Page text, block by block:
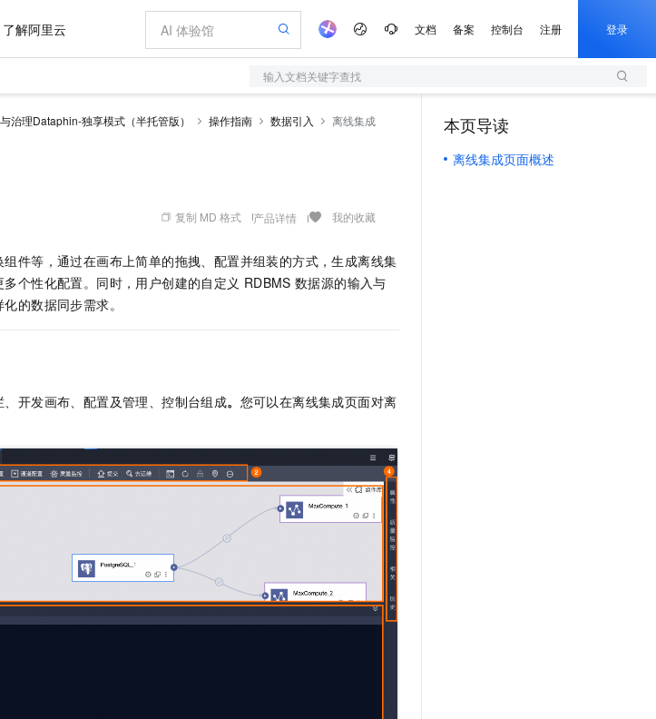
了解阿里云 文档 备案 控制台 注册 登录
输入文档关键字查找
与治理Dataphin-独享模式（半托管版） 操作指南 数据引入 离线集成
复制 MD 格式 产品详情 我的收藏
组件等，通过在画布上简单的拖拽、配置并组装的方式，生成离线集
个性化配置。同时，用户创建的自定义 RDBMS 数据源的输入与
的数据同步需求。
开发画布、配置及管理、控制台组成。 您可以在离线集成页面对离
本页导读
离线集成页面概述
大模型服务平台百炼
NEW
模型，长程编程与推理利器
为长程任务能力而生
HappyHorse-1.1-T2V
Wan2.7-T2V
文戏情感细腻自然，动作戏激烈拳拳到肉，实现更强表演能力
建
平台百炼-智能体
构建企业级 Agent
PAI
大模型原生应用
面向真实软件的智能体编程平台
万有无界
企业级人与Agent协作平台，接入和调度多个数字员工
台 PAI 大模型
、训练和推理服务
全托管，含MySQL、PostgreSQL、SQL Server、MariaDB多引擎
Qoder
面向真实软件的智能体编程平台
轻量应用服务器
V4-Pro
DeepSeek-V4-Pro
部署专属 QwenPaw HOT
从聊天伙伴进化为能主动干活的本地数字员工
+ GStack 打造工程团队
一键购买专属联机服务器，轻松开启游戏
高效搭建 AI 智能体与工作流应用
通过阿里云百炼高效搭建AI应用,助力高效开发
Agency Agents：拥有专属领域专家
权益
创新助力计划
补贴，加速一人公司成长
模型订阅计划
首发尝鲜，限时加量 10 倍，夜间低至2折
时限量积分加倍 NEW
持 Qwen 3.8-Max
AI 场景体验
从图文生成到视频创作，一键激活电商全链路生产力
AI 广告创作
图文、视频一站生成，高效打造优质广告素材
智能客服
自动承接线索、识别商机，让客服更高效、服务更出色。
AI 活动
AI 生产力先锋
先锋实践拓展 AI 生产力的边界
器
估算价格
，释放技术红利
配置报价器
一站式生成采购清单，支持单品或批量购买
阿里云 OPC 创新助力计划
Token 补贴，五大权
别
基础软件
JAVA
Ubuntu
SUSE
建站小程序
模板建站
定制建站
模板小程序
专业服务
伴
认证中心
工作台
产品伙伴合作计划
云网络合作计划
服务生态伙伴
服务伙伴合作计划
Al MaaS 服务伙伴赋能合作
伙伴信用分合作计划
务
台
阿里云认证
信息公告
官网公告
开发者社区
刻
市场活动
魔搭 ModelScope
科研合作
加入我们